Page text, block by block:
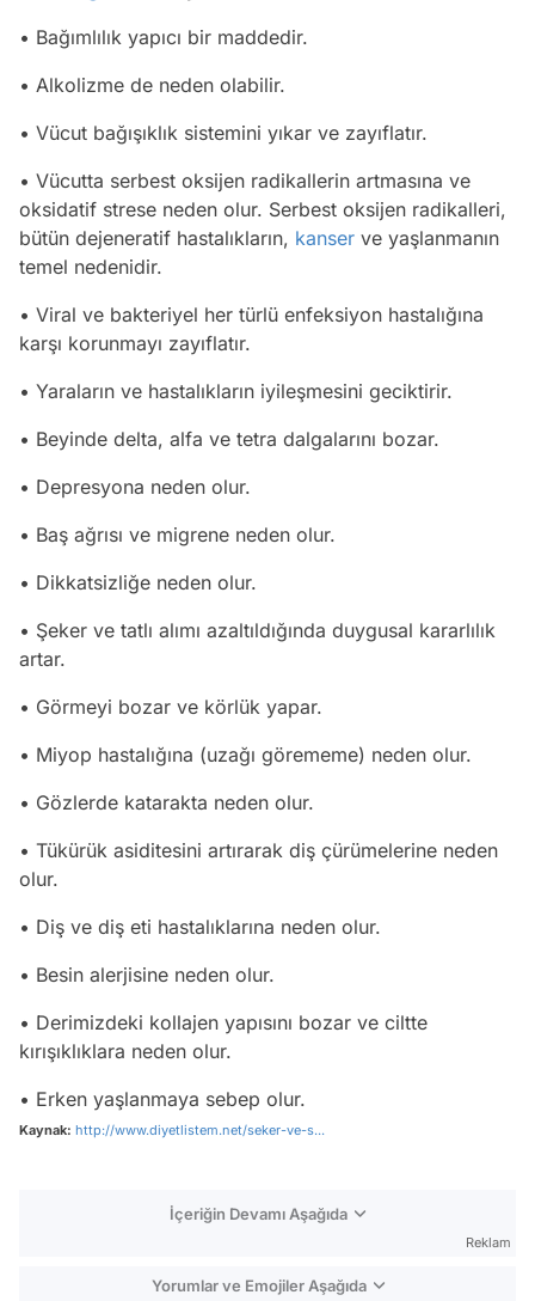
• Bağımlılık yapıcı bir maddedir.
• Alkolizme de neden olabilir.
• Vücut bağışıklık sistemini yıkar ve zayıflatır.
• Vücutta serbest oksijen radikallerin artmasına ve
oksidatif strese neden olur. Serbest oksijen radikalleri,
bütün dejeneratif hastalıkların, kanser ve yaşlanmanın
temel nedenidir.
• Viral ve bakteriyel her türlü enfeksiyon hastalığına
karşı korunmayı zayıflatır.
• Yaraların ve hastalıkların iyileşmesini geciktirir.
• Beyinde delta, alfa ve tetra dalgalarını bozar.
• Depresyona neden olur.
• Baş ağrısı ve migrene neden olur.
• Dikkatsizliğe neden olur.
• Şeker ve tatlı alımı azaltıldığında duygusal kararlılık
artar.
• Görmeyi bozar ve körlük yapar.
• Miyop hastalığına (uzağı görememe) neden olur.
• Gözlerde katarakta neden olur.
• Tükürük asiditesini artırarak diş çürümelerine neden
olur.
• Diş ve diş eti hastalıklarına neden olur.
• Besin alerjisine neden olur.
• Derimizdeki kollajen yapısını bozar ve ciltte
kırışıklıklara neden olur.
• Erken yaşlanmaya sebep olur.
Kaynak: http://www.diyetlistem.net/seker-ve-s...
İçeriğin Devamı Aşağıda
Reklam
Yorumlar ve Emojiler Aşağıda